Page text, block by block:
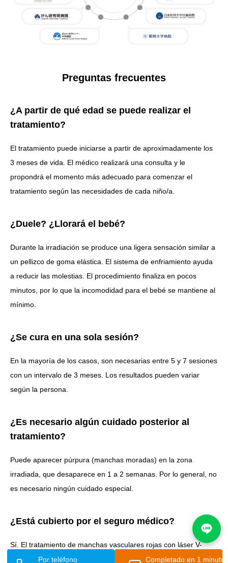
Preguntas frecuentes
¿A partir de qué edad se puede realizar el
tratamiento?
El tratamiento puede iniciarse a partir de aproximadamente los
3 meses de vida. El médico realizará una consulta y le
propondrá el momento más adecuado para comenzar el
tratamiento según las necesidades de cada niño/a.
¿Duele? ¿Llorará el bebé?
Durante la irradiación se produce una ligera sensación similar a
un pellizco de goma elástica. El sistema de enfriamiento ayuda
a reducir las molestias. El procedimiento finaliza en pocos
minutos, por lo que la incomodidad para el bebé se mantiene al
mínimo.
¿Se cura en una sola sesión?
En la mayoría de los casos, son necesarias entre 5 y 7 sesiones
con un intervalo de 3 meses. Los resultados pueden variar
según la persona.
¿Es necesario algún cuidado posterior al
tratamiento?
Puede aparecer púrpura (manchas moradas) en la zona
irradiada, que desaparece en 1 a 2 semanas. Por lo general, no
es necesario ningún cuidado especial.
¿Está cubierto por el seguro médico?
Sí. El tratamiento de manchas vasculares rojas con láser V-
Beam cuenta con cobertura del seguro médico. Si se utiliza el
Por teléfono Completado en 1 minuto